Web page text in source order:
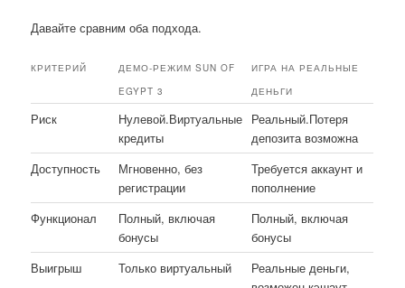
Давайте сравним оба подхода.
КРИТЕРИЙ
ДЕМО-РЕЖИМ SUN OF
EGYPT 3
ИГРА НА РЕАЛЬНЫЕ
ДЕНЬГИ
Риск
Нулевой.Виртуальные
кредиты
Реальный.Потеря
депозита возможна
Доступность
Мгновенно, без
регистрации
Требуется аккаунт и
пополнение
Функционал
Полный, включая
бонусы
Полный, включая
бонусы
Выигрыш
Только виртуальный
Реальные деньги,